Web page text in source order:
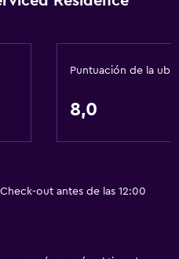
Puntuación de la
8,0
out antes de las 12:00